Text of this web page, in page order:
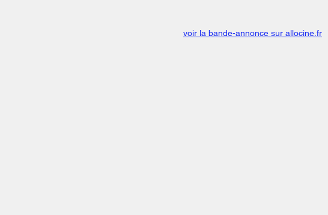
voir la bande-annonce sur allocine.fr